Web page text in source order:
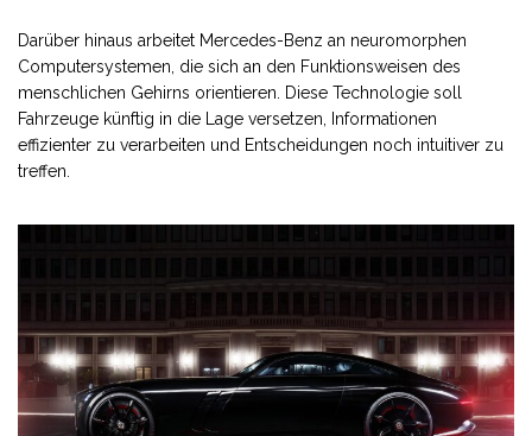
Darüber hinaus arbeitet Mercedes-Benz an neuromorphen
Computersystemen, die sich an den Funktionsweisen des
menschlichen Gehirns orientieren. Diese Technologie soll
Fahrzeuge künftig in die Lage versetzen, Informationen
effizienter zu verarbeiten und Entscheidungen noch intuitiver zu
treffen.